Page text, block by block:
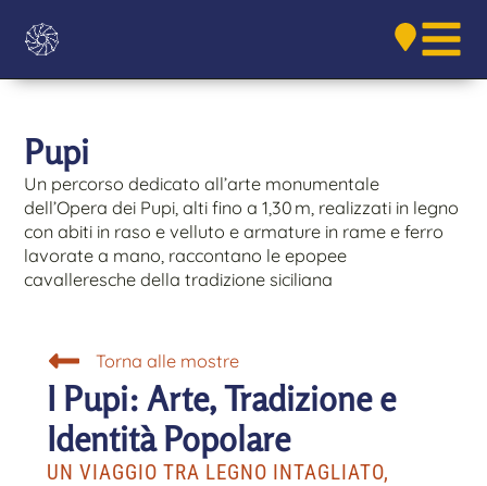
Pupi
Un percorso dedicato all’arte monumentale
dell’Opera dei Pupi, alti fino a 1,30 m, realizzati in legno
con abiti in raso e velluto e armature in rame e ferro
lavorate a mano, raccontano le epopee
cavalleresche della tradizione siciliana
Torna alle mostre
I Pupi: Arte, Tradizione e
Identità Popolare
UN VIAGGIO TRA LEGNO INTAGLIATO,